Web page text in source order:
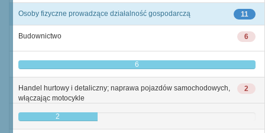
11
Osoby fizyczne prowadzące działalność gospodarczą
6
Budownictwo
6
2
Handel hurtowy i detaliczny; naprawa pojazdów samochodowych,
włączając motocykle
2